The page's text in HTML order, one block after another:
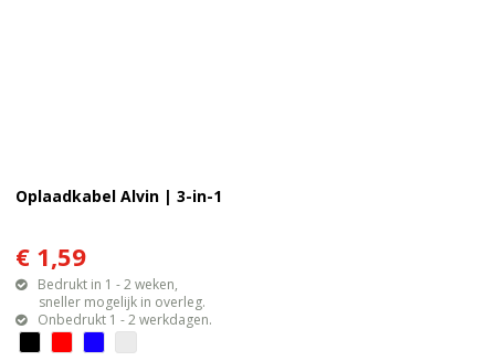
Oplaadkabel Alvin | 3-in-1
€ 1,59
Bedrukt in 1 - 2 weken,
sneller mogelijk in overleg.
Onbedrukt 1 - 2 werkdagen.